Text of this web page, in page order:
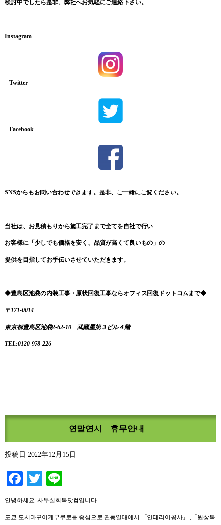
検討中でしたら是非、弊社へお気軽にご連絡下さい。
Instagram
Twitter
Facebook
SNSからもお問い合わせできます。是非、ご一緒にご覧ください。
当社は、お見積もりから施工完了まで全てを自社で行い
お客様に「少しでも価格を安く、品質が高くて良いもの」の
提供を目指してお手伝いさせていただきます。
◆豊島区池袋の内装工事・原状回復工事ならオフィス回復ドットコムまで◆
〒171-0014
東京都豊島区池袋2-62-10 武藏屋第３ビル４階
TEL:0120-978-226
연말연시 휴무안내
投稿日 2022年12月15日
Facebook
Twitter
안녕하세요. 사무실회복닷컴입니다.
도쿄 도시마구이케부쿠로를 중심으로 관동일대에서 「인테리어공사」 ,「원상복